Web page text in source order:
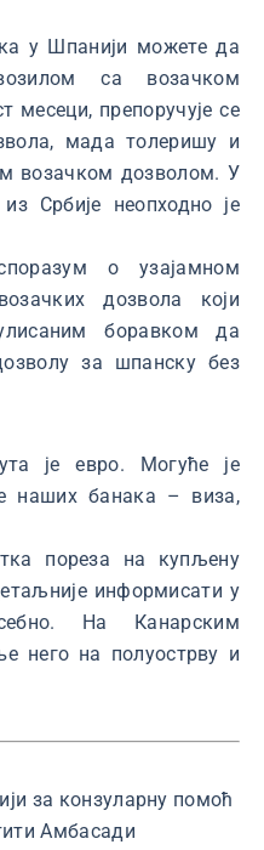
у Шпанији можете да
са возачком
месеци, препоручује се
мада толеришу и
возачком дозволом. У
Србије неопходно је
о узајамном
дозвола који
боравком да
за шпанску без
је евро. Могуће је
наших банака – виза,
пореза на купљену
информисати у
На Канарским
него на полуострву и
за конзуларну помоћ
Амбасади